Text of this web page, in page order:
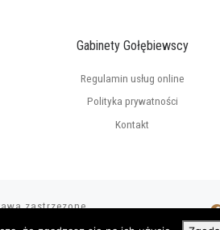
Gabinety Gołębiewscy
Regulamin usług online
Polityka prywatności
Kontakt
zastrzezone